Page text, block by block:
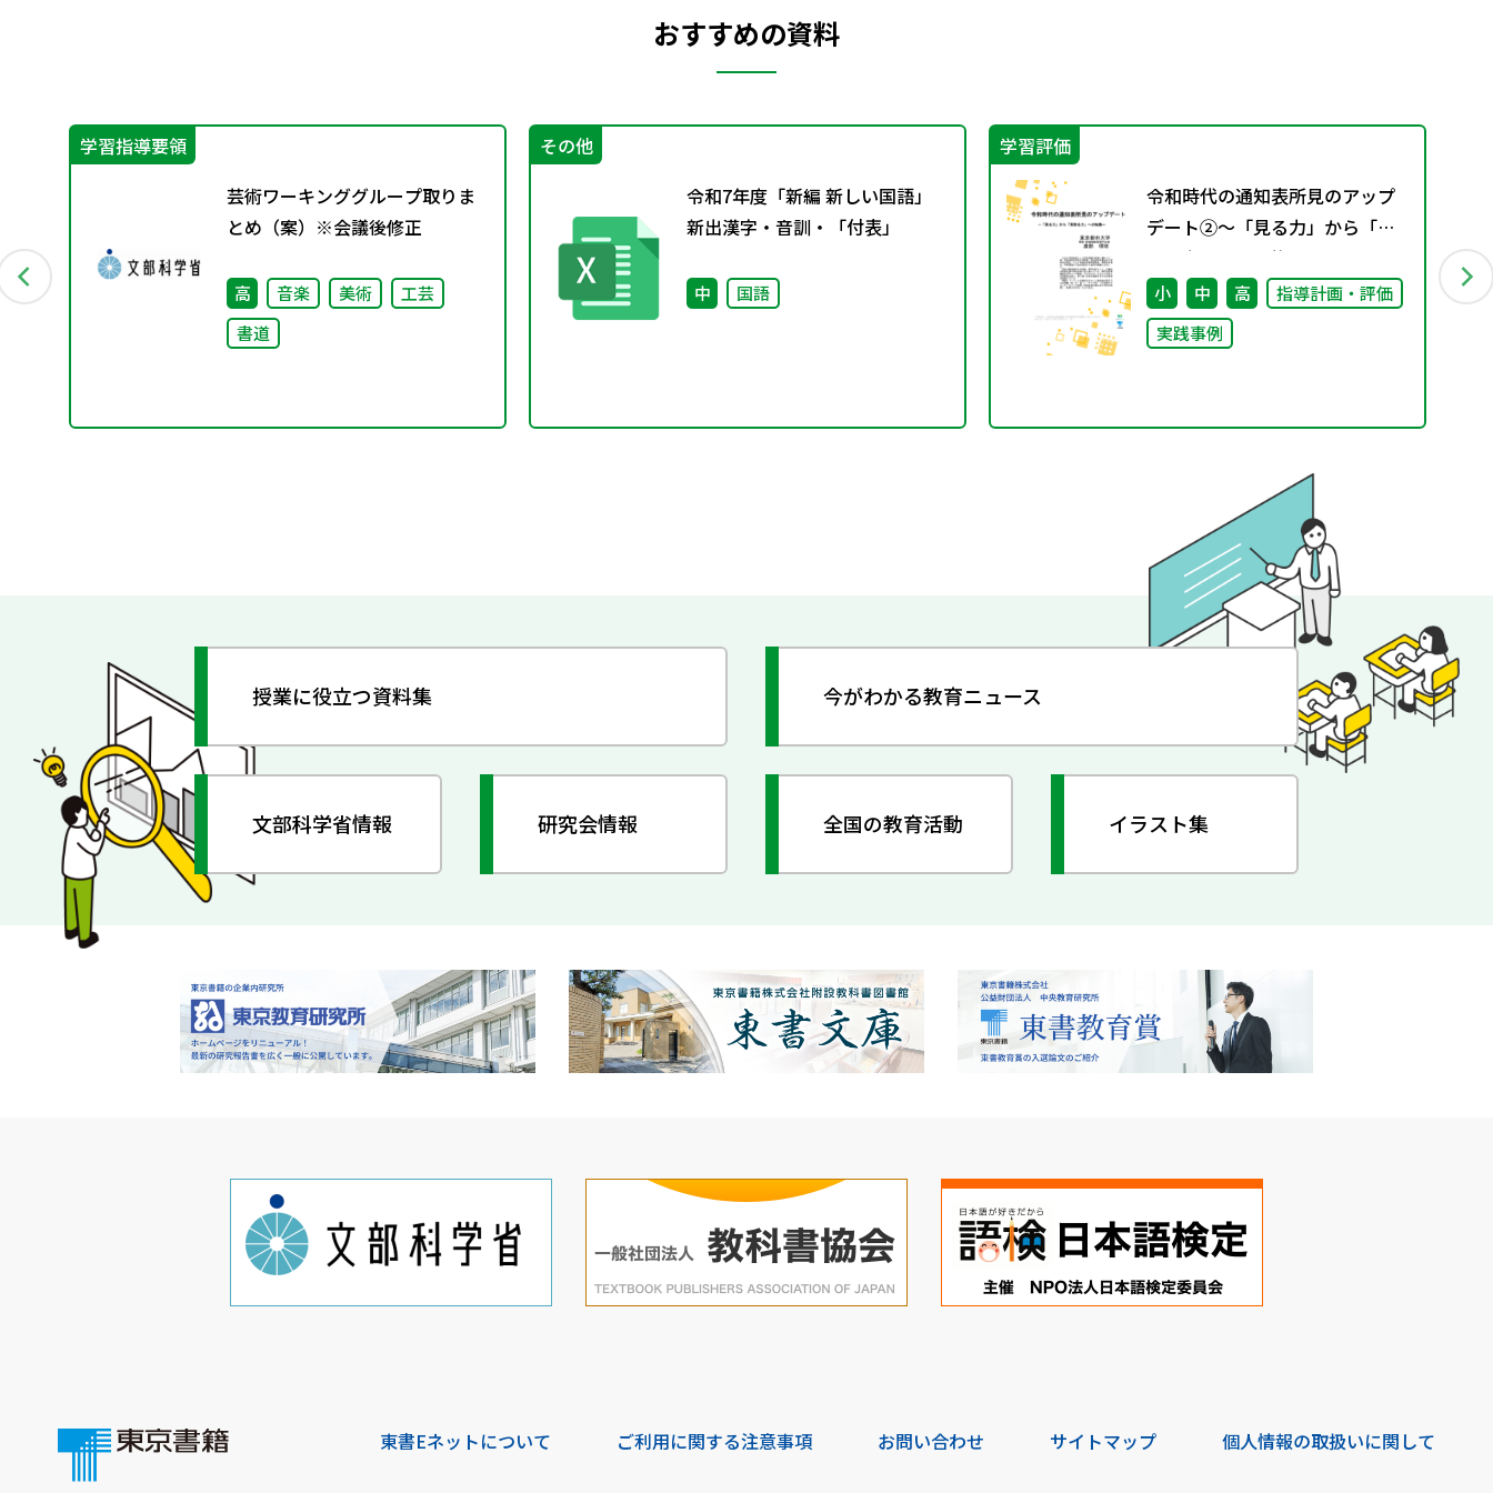
おすすめの資料
学習指導要領
芸術ワーキンググループ取りま
とめ（案）※会議後修正
高 音楽 美術
工芸
書道
その他
令和7年度「新編 新しい国語」
新出漢字・音訓・「付表」
中 国語
学習評価
令和時代の通知表所見のアップ
デート②～「見る力」から「見
取る力」への転換～
小 中 高
指導計画・評価
実践事例
授業に役立つ資料集 今がわかる教育ニュース
文部科学省情報 研究会情報 全国の教育活動 イラスト集
東書Eネットについて ご利用に関する注意事項 お問い合わせ サイトマップ 個人情報の取扱いに関して